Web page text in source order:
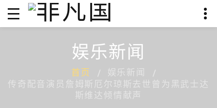
娱乐新闻
首页
娱乐新闻
传奇配音演员詹姆斯厄尔琼斯去世曾为黑武士达
斯维达倾情献声